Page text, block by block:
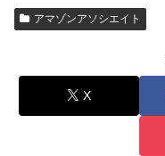
アマゾンアソシエイト
X